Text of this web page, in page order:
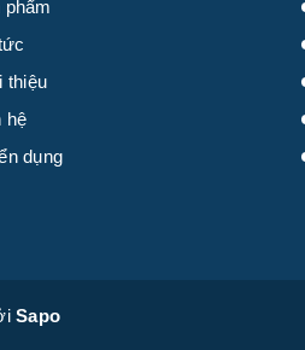
phẩm
thiệu
hệ
dụng
Sapo